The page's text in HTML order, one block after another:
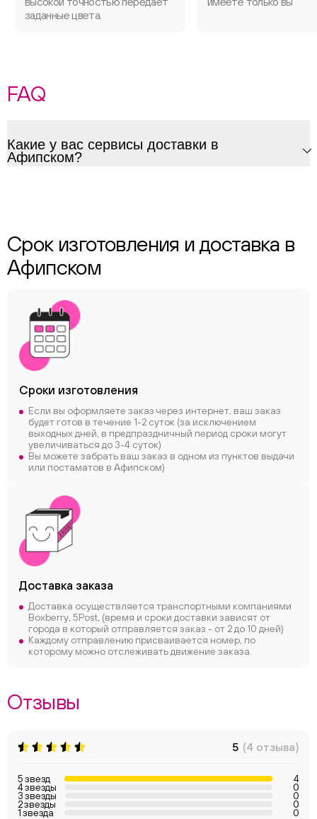
заданные цвета.
FAQ
Какие у вас сервисы доставки в
Афипском?
Срок изготовления и доставка в
Афипском
Сроки изготовления
Если вы оформляете заказ через интернет, ваш заказ
будет готов в течение 1-2 суток (за исключением
выходных дней, в предпраздничный период сроки могут
увеличиваться до 3-4 суток)
Вы можете забрать ваш заказ в одном из пунктов выдачи
или постаматов в Афипском)
Доставка заказа
Доставка осуществляется транспортными компаниями
Boxberry, 5Post, (время и сроки доставки зависят от
города в который отправляется заказ - от 2 до 10 дней)
Каждому отправлению присваивается номер, по
которому можно отслеживать движение заказа.
Отзывы
5 (4 отзыва)
5 звезд 4
4 звезды 0
3 звезды 0
2 звезды 0
1 звезда 0